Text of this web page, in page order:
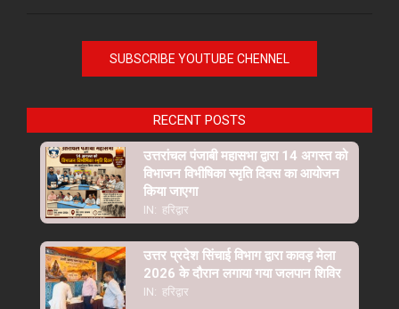
SUBSCRIBE YOUTUBE CHENNEL
RECENT POSTS
उत्तरांचल पंजाबी महासभा द्वारा 14 अगस्त को
विभाजन विभीषिका स्मृति दिवस का आयोजन
किया जाएगा
IN: हरिद्वार
उत्तर प्रदेश सिंचाई विभाग द्वारा कावड़ मेला
2026 के दौरान लगाया गया जलपान शिविर
IN: हरिद्वार